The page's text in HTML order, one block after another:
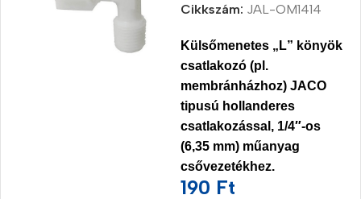
Cikkszám: JAL-OM1414
Külsőmenetes „L” könyök
csatlakozó (pl.
membránházhoz) JACO
tipusú hollanderes
csatlakozással, 1/4″-os
(6,35 mm) műanyag
csővezetékhez.
190 Ft